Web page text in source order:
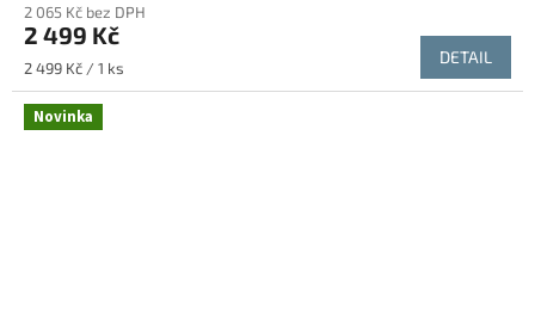
produktu
je
5,0
5
hvězdiček.
2 065 Kč bez DPH
2 499 Kč
Měrná
cena:
2 499 Kč / 1 ks
DETAIL
Novinka